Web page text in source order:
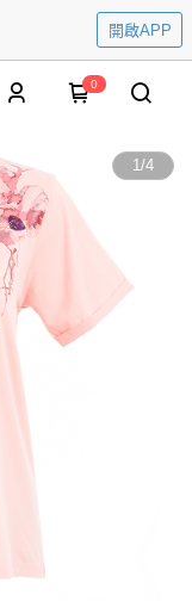
開啟APP
0
1/4